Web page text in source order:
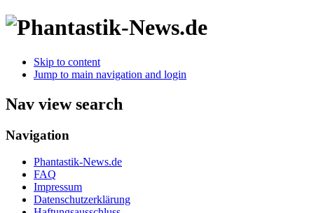
Skip to content
Jump to main navigation and login
Nav view search
Navigation
Phantastik-News.de
FAQ
Impressum
Datenschutzerklärung